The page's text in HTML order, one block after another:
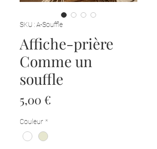
SKU : A-Souffle
Affiche-prière
Comme un
souffle
5,00 €
Couleur *